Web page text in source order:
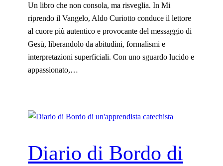
Un libro che non consola, ma risveglia. In Mi
riprendo il Vangelo, Aldo Curiotto conduce il lettore
al cuore più autentico e provocante del messaggio di
Gesù, liberandolo da abitudini, formalismi e
interpretazioni superficiali. Con uno sguardo lucido e
appassionato,…
Diario di Bordo di